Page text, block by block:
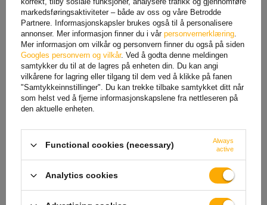
756,90 NOKnetto 882,92 NOKnetto
KIPP H-1100 BLÅ
1 281,29 NOKnetto
Flat presenningsfeste for
ProPlus-tilhenger 340914V01
justerbar 100–155 cm
156,66 NOKnetto
markedsføringsaktiviteter – både av oss og våre Betrodde
Partnere. Informasjonskapsler brukes også til å personalisere
annonser. Mer informasjon finner du i vår personvernerklæring
Mer informasjon om vilkår og personvern finner du også på siden
Googles personvern og vilkår. Ved å godta denne meldingen
samtykker du til at de lagres på enheten din. Du kan angi
vilkårene for lagring eller tilgang til dem ved å klikke på fanen
"Samtykkeinnstillinger". Du kan trekke tilbake samtykket ditt når
som helst ved å fjerne informasjonskapslene fra nettleseren på
den aktuelle enheten.
Functional cookies (necessary)
Always
active
Analytics cookies